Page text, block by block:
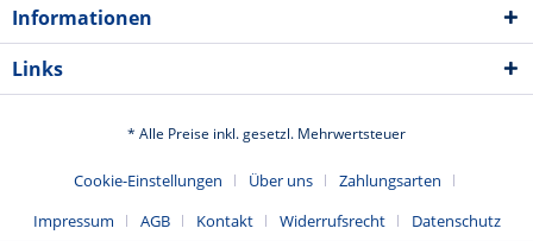
Informationen
Links
* Alle Preise inkl. gesetzl. Mehrwertsteuer
Cookie-Einstellungen Über uns
Zahlungsarten
Impressum
AGB Kontakt Widerrufsrecht Datenschutz